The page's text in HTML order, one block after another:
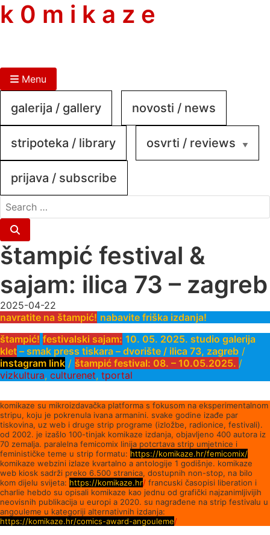
skip
to
k 0 m i k a z e
Menu
galerija / gallery novosti / news
stripoteka / library osvrti / reviews
prijava / subscribe
search
for:
Search
štampić festival &
sajam: ilica 73 – zagreb
2025-04-22
navratite na štampić! nabavite friška izdanja!
štampić! festivalski sajam: 10. 05. 2025. studio galerija
klet – smak press tiskara – dvorište / ilica 73, zagreb /
instagram link / štampić festival: 08. – 10.05.2025. /
vizkultura, culturenet, tportal
komikaze su mikroizdavačka platforma s fokusom na eksperimentalnom
stripu, koju je pokrenula ivana armanini. svake godine izađe par
tiskovina, uz web i druge strip programe (izložbe, radionice, festivali).
od 2002. je izašlo 100-tinjak komikaze izdanja, objavljeno 400 autora iz
70 zemalja. paralelna femicomix linija potcrtava strip umjetnice i
feminističke teme u strip formatu: https://komikaze.hr/femicomix/
komikaze webzini izlaze kvartalno a antologije 1 godišnje. komikaze
web kiosk sadrži preko 6.500 stranica, dostupnih non-stop, na bilo
kom dijelu svijeta: https://komikaze.hr/ francuski časopisi liberation i
charlie hebdo su opisali komikaze kao jednu od grafički najzanimljivijih
neovisnih publikacija u europi a 2020. su nagrađene na strip festivalu u
angouleme u kategoriji alternativnih izdanja:
https://komikaze.hr/comics-award-angouleme/